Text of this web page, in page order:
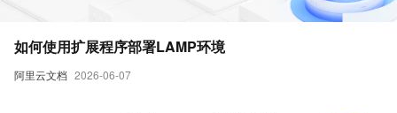
阿里云文档 2026-06-07
如何使用扩展程序部署LAMP环境